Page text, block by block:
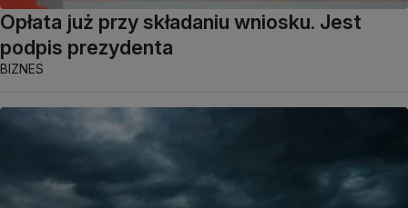
Opłata już przy składaniu wniosku. Jest
podpis prezydenta
BIZNES